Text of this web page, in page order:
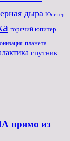
дыра Юпитер
горячий юпитер
планета
спутник
прямо из